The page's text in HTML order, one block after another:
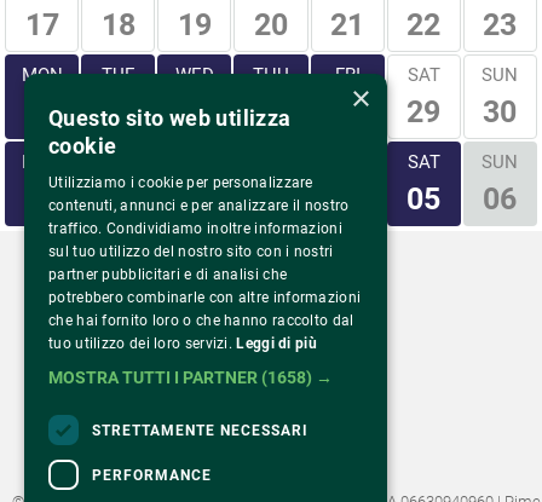
17 18 19 20 21 22 23
MON
24
TUE
25
WED
26
THU
27
FRI
28
SAT
29
SUN
30
MON
31 01 02 03 04
SAT
05
SUN
06
Via Monte Rosa 81
20149 Milano – Italia
×
Questo sito web utilizza
cookie
Utilizziamo i cookie per personalizzare
contenuti, annunci e per analizzare il nostro
traffico. Condividiamo inoltre informazioni
sul tuo utilizzo del nostro sito con i nostri
partner pubblicitari e di analisi che
potrebbero combinarle con altre informazioni
che hai fornito loro o che hanno raccolto dal
tuo utilizzo dei loro servizi. Leggi di più
MOSTRA TUTTI I PARTNER (1658) →
STRETTAMENTE NECESSARI
PERFORMANCE